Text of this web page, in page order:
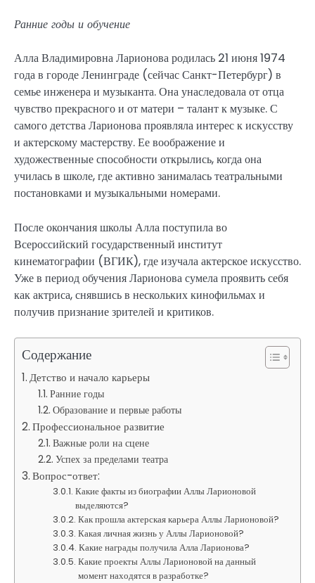
Ранние годы и обучение
Алла Владимировна Ларионова родилась 21 июня 1974
года в городе Ленинграде (сейчас Санкт-Петербург) в
семье инженера и музыканта. Она унаследовала от отца
чувство прекрасного и от матери – талант к музыке. С
самого детства Ларионова проявляла интерес к искусству
и актерскому мастерству. Ее воображение и
художественные способности открылись, когда она
училась в школе, где активно занималась театральными
постановками и музыкальными номерами.
После окончания школы Алла поступила во
Всероссийский государственный институт
кинематографии (ВГИК), где изучала актерское искусство.
Уже в период обучения Ларионова сумела проявить себя
как актриса, снявшись в нескольких кинофильмах и
получив признание зрителей и критиков.
Содержание
Детство и начало карьеры
Ранние годы
Образование и первые работы
Профессиональное развитие
Важные роли на сцене
Успех за пределами театра
Вопрос-ответ:
Какие факты из биографии Аллы Ларионовой
выделяются?
Как прошла актерская карьера Аллы Ларионовой?
Какая личная жизнь у Аллы Ларионовой?
Какие награды получила Алла Ларионова?
Какие проекты Аллы Ларионовой на данный
момент находятся в разработке?